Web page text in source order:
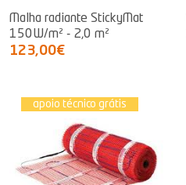
Malha radiante StickyMat
150W/m² - 2,0 m²
123,00€
apoio técnico grátis